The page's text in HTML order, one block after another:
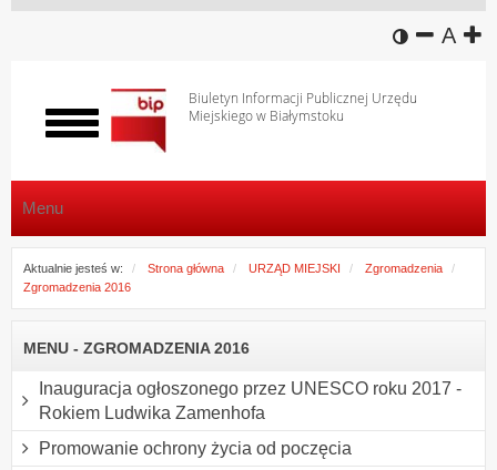
wersja
A
Biuletyn Informacji Publicznej Urzędu
Miejskiego w Białymstoku
Włącz
menu
Menu
Aktualnie jesteś w: Strona główna URZĄD MIEJSKI
Zgromadzenia
Zgromadzenia 2016
MENU - ZGROMADZENIA 2016
Inauguracja ogłoszonego przez UNESCO roku 2017 -
Rokiem Ludwika Zamenhofa
Promowanie ochrony życia od poczęcia